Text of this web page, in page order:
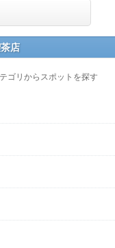
店
ゴリからスポットを探す